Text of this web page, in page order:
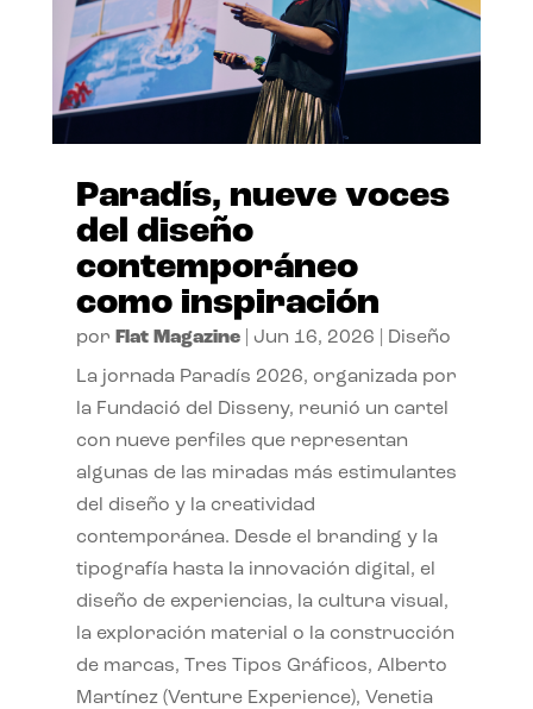
Paradís, nueve voces
del diseño
contemporáneo
como inspiración
por Flat Magazine| Jun 16, 2026 Diseño
La jornada Paradís 2026, organizada por
la Fundació del Disseny, reunió un cartel
con nueve perfiles que representan
algunas de las miradas más estimulantes
del diseño y la creatividad
contemporánea. Desde el branding y la
tipografía hasta la innovación digital, el
diseño de experiencias, la cultura visual,
la exploración material o la construcción
de marcas, Tres Tipos Gráficos, Alberto
Martínez (Venture Experience), Venetia